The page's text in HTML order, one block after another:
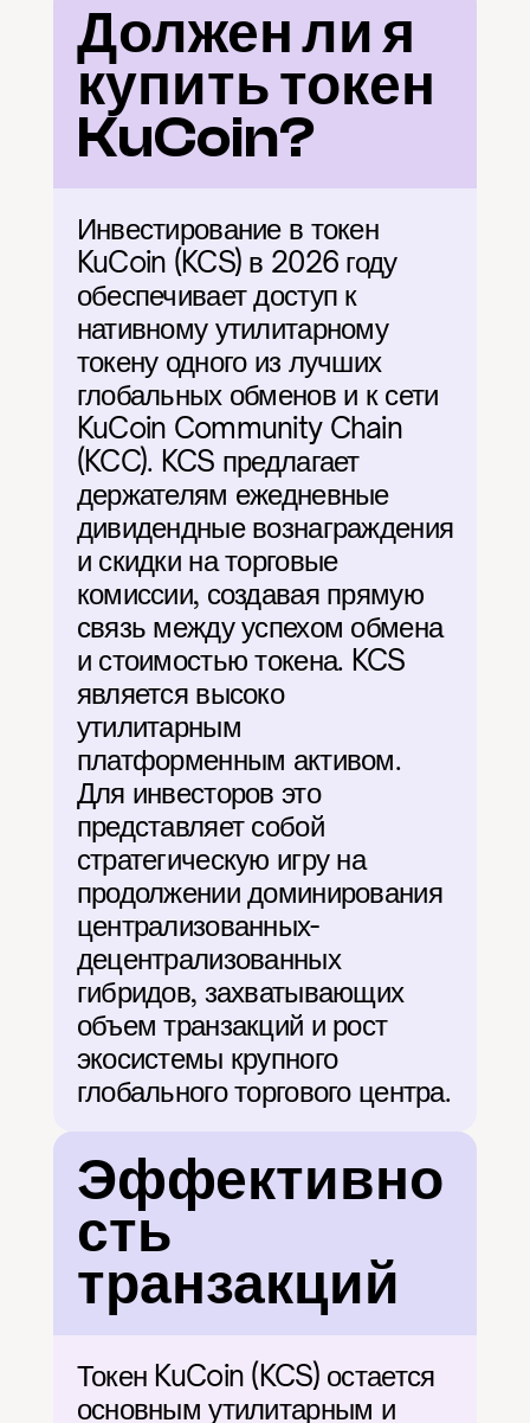
Должен ли я
купить токен
KuCoin?
Инвестирование в токен
KuCoin (KCS) в 2026 году
обеспечивает доступ к
нативному утилитарному
токену одного из лучших
глобальных обменов и к сети
KuCoin Community Chain
(KCC). KCS предлагает
держателям ежедневные
дивидендные вознаграждения
и скидки на торговые
комиссии, создавая прямую
связь между успехом обмена
и стоимостью токена. KCS
является высоко
утилитарным
платформенным активом.
Для инвесторов это
представляет собой
стратегическую игру на
продолжении доминирования
централизованных-
децентрализованных
гибридов, захватывающих
объем транзакций и рост
экосистемы крупного
глобального торгового центра.
Эффективно
сть
транзакций
Токен KuCoin (KCS) остается
основным утилитарным и